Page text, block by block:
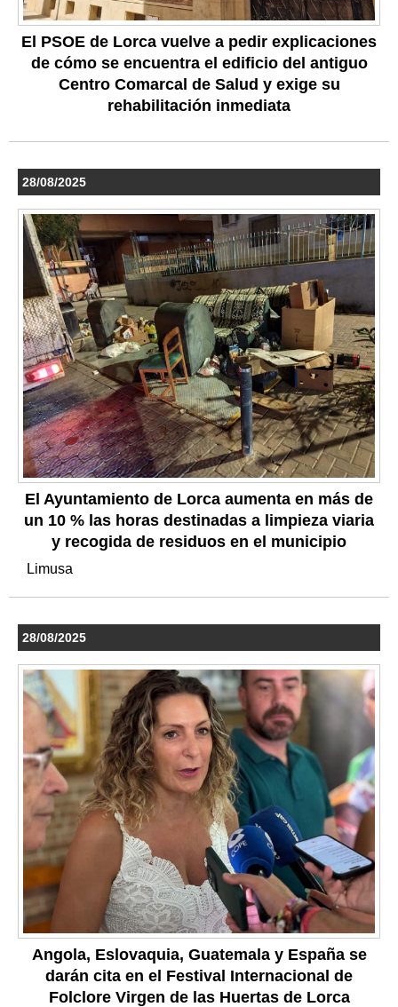
El PSOE de Lorca vuelve a pedir explicaciones
de cómo se encuentra el edificio del antiguo
Centro Comarcal de Salud y exige su
rehabilitación inmediata
28/08/2025
El Ayuntamiento de Lorca aumenta en más de
un 10 % las horas destinadas a limpieza viaria
y recogida de residuos en el municipio
Limusa
28/08/2025
Angola, Eslovaquia, Guatemala y España se
darán cita en el Festival Internacional de
Folclore Virgen de las Huertas de Lorca